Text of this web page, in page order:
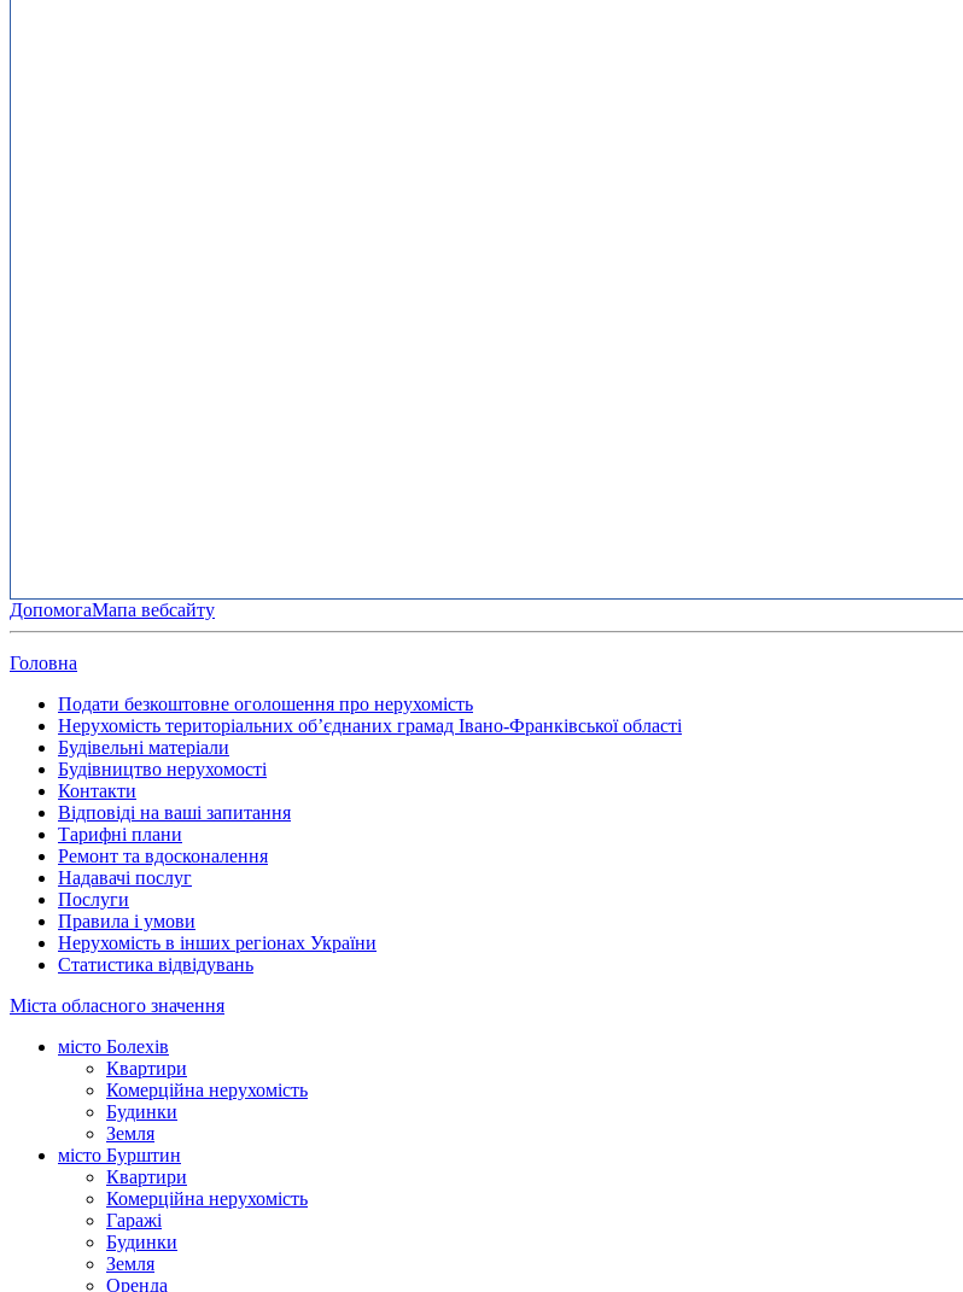
ДопомогаМапа вебсайту
Головна
Подати безкоштовне оголошення про нерухомість
Нерухомість територіальних об’єднаних грамад Івано-Франківської області
Будівельні матеріали
Будівництво нерухомості
Контакти
Відповіді на ваші запитання
Тарифні плани
Ремонт та вдосконалення
Надавачі послуг
Послуги
Правила і умови
Нерухомість в інших регіонах України
Статистика відвідувань
Міста обласного значення
місто Болехів
Квартири
Комерційна нерухомість
Будинки
Земля
місто Бурштин
Квартири
Комерційна нерухомість
Гаражі
Будинки
Земля
Оренда